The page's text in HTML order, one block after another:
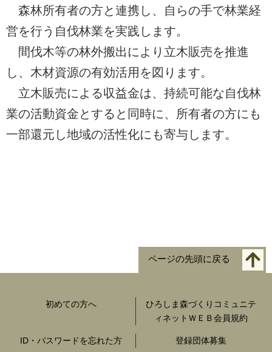
森林所有者の方と連携し、自らの手で林業経
営を行う自伐林業を実践します。
間伐木等の林外搬出により立木販売を推進
し、木材資源の有効活用を図ります。
立木販売による収益金は、持続可能な自伐林
業の活動資金とすると同時に、所有者の方にも
一部還元し地域の活性化にも寄与します。
ページの先頭に戻る
初めての方へ
ひろしま森づくりコミュニテ
ィネットＷＥＢ会員規約
ID・パスワードを忘れた方 登録団体募集